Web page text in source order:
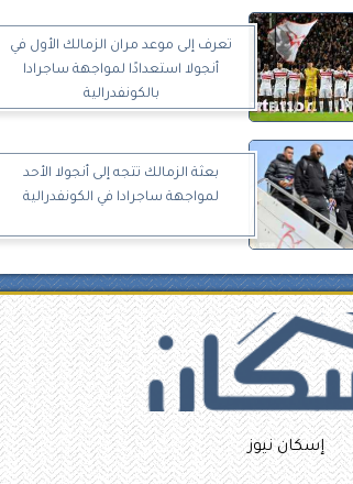
تعرف إلى موعد مران الزمالك الأول في
أنجولا استعدادًا لمواجهة ساجرادا
بالكونفدرالية
بعثة الزمالك تتجه إلى أنجولا الأحد
لمواجهة ساجرادا في الكونفدرالية
إسكان نيوز